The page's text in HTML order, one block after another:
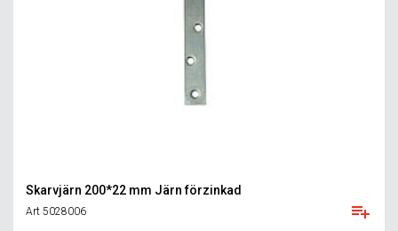
Skarvjärn 200*22 mm Järn förzinkad
Art 5028006